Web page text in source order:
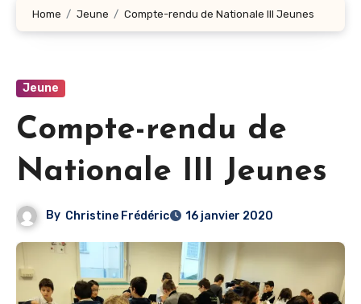
Home Jeune Compte-rendu de Nationale III Jeunes
Jeune
Compte-rendu de
Nationale III Jeunes
By Christine Frédéric 16 janvier 2020